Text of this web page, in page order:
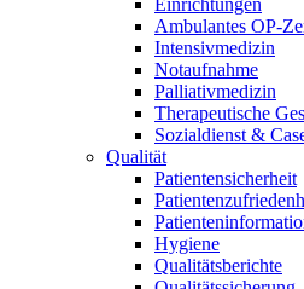
Einrichtungen
Ambulantes OP-
Intensivmedizin
Notaufnahme
Palliativmedizin
Therapeutische
Sozialdienst &
Qualität
Patientensicherheit
Hygiene
Qualitätsberichte